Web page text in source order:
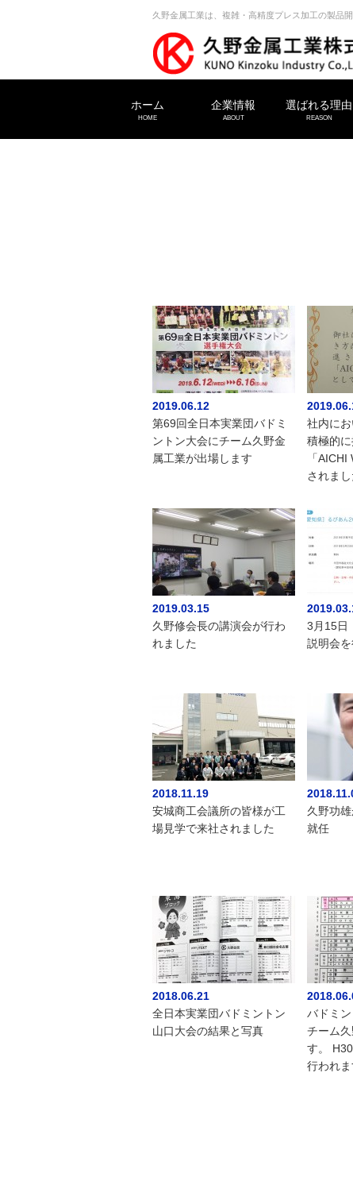
久野金属工業は、複雑・高精度プレス加工の製品
ホーム
HOME
企業情報
ABOUT
選ばれる理由
REASON
2019.06.12
第69回全日本実業団バドミ
ントン大会にチーム久野金
属工業が出場します
社内に
積極的
「
されまし
2019.03.15
久野修会長の講演会が行わ
れました
3月15日
説明会
2018.11.19
安城商工会議所の皆様が工
場見学で来社されました
久野功
就任
2018.06.21
全日本実業団バドミントン
山口大会の結果と写真
バドミ
チーム
す。
行われま